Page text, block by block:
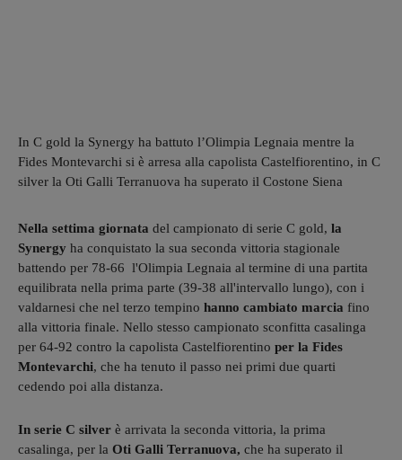
In C gold la Synergy ha battuto l’Olimpia Legnaia mentre la
Fides Montevarchi si è arresa alla capolista Castelfiorentino, in C
silver la Oti Galli Terranuova ha superato il Costone Siena
Nella settima giornata del campionato di serie C gold, la
Synergy ha conquistato la sua seconda vittoria stagionale
battendo per 78-66 l'Olimpia Legnaia al termine di una partita
equilibrata nella prima parte (39-38 all'intervallo lungo), con i
valdarnesi che nel terzo tempino hanno cambiato marcia fino
alla vittoria finale. Nello stesso campionato sconfitta casalinga
per 64-92 contro la capolista Castelfiorentino per la Fides
Montevarchi, che ha tenuto il passo nei primi due quarti
cedendo poi alla distanza.
In serie C silver è arrivata la seconda vittoria, la prima
casalinga, per la Oti Galli Terranuova, che ha superato il